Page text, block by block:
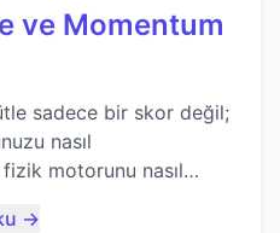
ve Momentum
sadece bir skor değil;
nasıl
→